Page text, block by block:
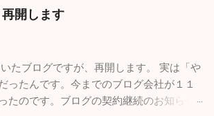
物凄く落ち込みました。仕事の忙しさを
またこのブログをしっかりした素晴らし
のに築き上げて行きたいと思っていま
一番うれしかったことはこれ！！ 小学校
級閉鎖を行っている学校もあるようです
の新たな立ち上げ準備のため１１月は１
投稿していませんでしたが、１１月も
ありました。仲良しのあの人（！？）と
開します
たブログですが、再開します。 実は「や
ったんです。今までのブログ会社が１１
たのです。ブログの契約継続のお知らせ